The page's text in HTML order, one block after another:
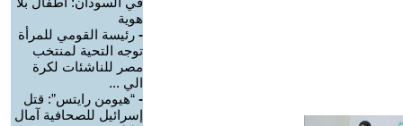
هوية
- رئيسة القومي للمرأة
توجه التحية لمنتخب
مصر للناشئات لكرة
الي ...
- “هيومن رايتس”: قتل
إسرائيل للصحافية آمال